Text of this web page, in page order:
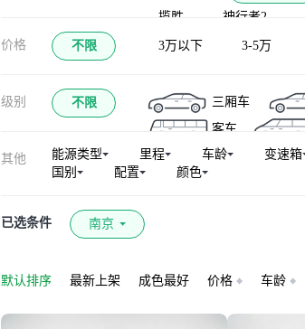
龙程汽车
MOTORS
揽胜 神行者2
揽胜行政（平行进口）
价格 不限 3万以下 3-5万
级别 不限 三厢车
客车
其他 能源类型 里程 车龄 变速箱
国别
配置 颜色
已选条件 南京
默认排序 最新上架 成色最好 价格 车龄